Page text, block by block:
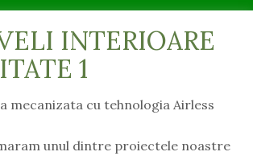
INTERIOARE
1
mecanizata cu tehnologia Airless
unul dintre proiectele noastre